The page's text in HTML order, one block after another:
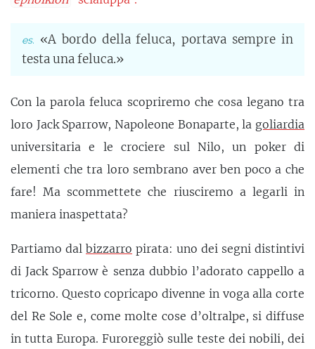
«A bordo della feluca, portava sempre in
testa una feluca.»
Con la parola feluca scopriremo che cosa legano tra
loro Jack Sparrow, Napoleone Bonaparte, la goliardia
universitaria e le crociere sul Nilo, un poker di
elementi che tra loro sembrano aver ben poco a che
fare! Ma scommettete che riusciremo a legarli in
maniera inaspettata?
Partiamo dal bizzarro pirata: uno dei segni distintivi
di Jack Sparrow è senza dubbio l’adorato cappello a
tricorno. Questo copricapo divenne in voga alla corte
del Re Sole e, come molte cose d’oltralpe, si diffuse
in tutta Europa. Furoreggiò sulle teste dei nobili, dei